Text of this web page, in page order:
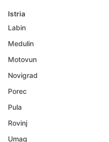
Istria
Labin
Medulin
Motovun
Novigrad
Porec
Pula
Rovinj
Umag